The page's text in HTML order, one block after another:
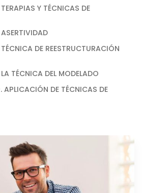
Y TÉCNICAS DE
DE REESTRUCTURACIÓN
TÉCNICA DEL MODELADO
DE TÉCNICAS DE